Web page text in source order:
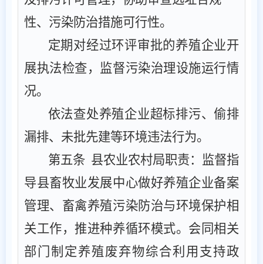
性、污染防治措施可行性。
定期对经过环评审批的养殖企业开
展执法检查，监督污染治理设施运行情
况。
依法查处养殖企业超标排污、偷排
漏排、未批先建等环境违法行为。
第五条 县‌农业农村局职责‌：监督指
导县畜牧业发展中心做好养殖企业备案
管理、 畜禽养殖污染防治与环境保护相
关工作，推进种养循环模式。会同相关
部门制定养殖废弃物综合利用支持政